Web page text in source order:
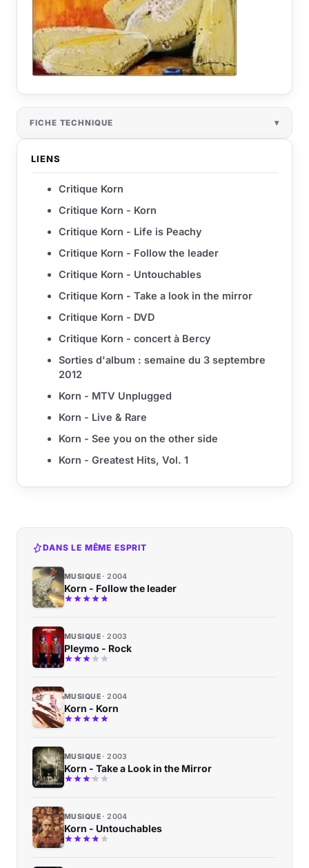
FICHE TECHNIQUE
LIENS
Critique Korn
Critique Korn - Korn
Critique Korn - Life is Peachy
Critique Korn - Follow the leader
Critique Korn - Untouchables
Critique Korn - Take a look in the mirror
Critique Korn - DVD
Critique Korn - concert à Bercy
Sorties d'album : semaine du 3 septembre
2012
Korn - MTV Unplugged
Korn - Live & Rare
Korn - See you on the other side
Korn - Greatest Hits, Vol. 1
DANS LE MÊME ESPRIT
MUSIQUE 2004
Korn - Follow the leader
MUSIQUE 2003
Pleymo - Rock
MUSIQUE 2004
Korn - Korn
MUSIQUE 2003
Korn - Take a Look in the Mirror
MUSIQUE 2004
Korn - Untouchables